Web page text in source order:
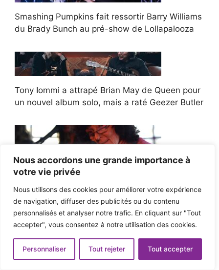
Nous accordons une grande importance à
votre vie privée
Nous utilisons des cookies pour améliorer votre expérience
de navigation, diffuser des publicités ou du contenu
personnalisés et analyser notre trafic. En cliquant sur "Tout
accepter", vous consentez à notre utilisation des cookies.
Personnaliser Tout rejeter Tout accepter
Smashing Pumpkins fait ressortir Barry Williams
du Brady Bunch au pré-show de Lollapalooza
Tony Iommi a attrapé Brian May de Queen pour
un nouvel album solo, mais a raté Geezer Butler
Linda Perhacs a retrouvé des jours sûrs après
avoir été portée disparue
Revue du Newport Folk Festival 2026 + Galerie
de photos